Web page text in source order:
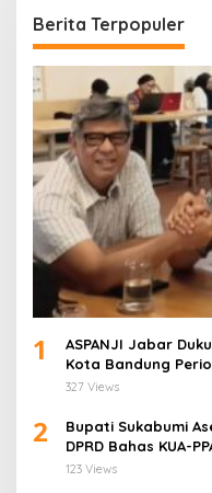
Berita Terpopuler
1
ASPANJI Jabar
Kota Bandung
327 Views
2
Bupati Sukabumi
DPRD Bahas KUA-
123 Views